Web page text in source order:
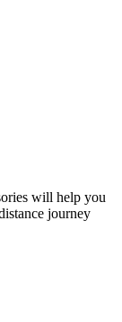
will help you
journey